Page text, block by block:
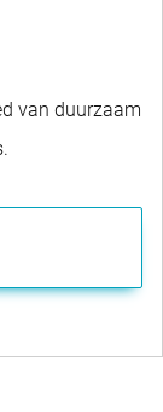
van duurzaam